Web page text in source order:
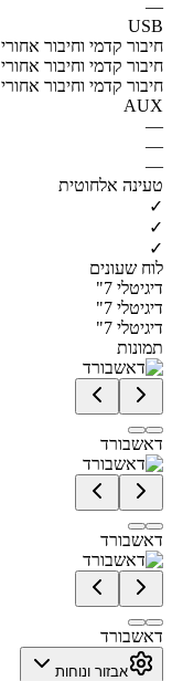
—
USB
חיבור קדמי וחיבור אחורי
חיבור קדמי וחיבור אחורי
חיבור קדמי וחיבור אחורי
AUX
—
—
—
טעינה אלחוטית
✓
✓
✓
לוח שעונים
דיגיטלי 7"
דיגיטלי 7"
דיגיטלי 7"
תמונות
דאשבורד
דאשבורד
דאשבורד
אבזור ונוחות